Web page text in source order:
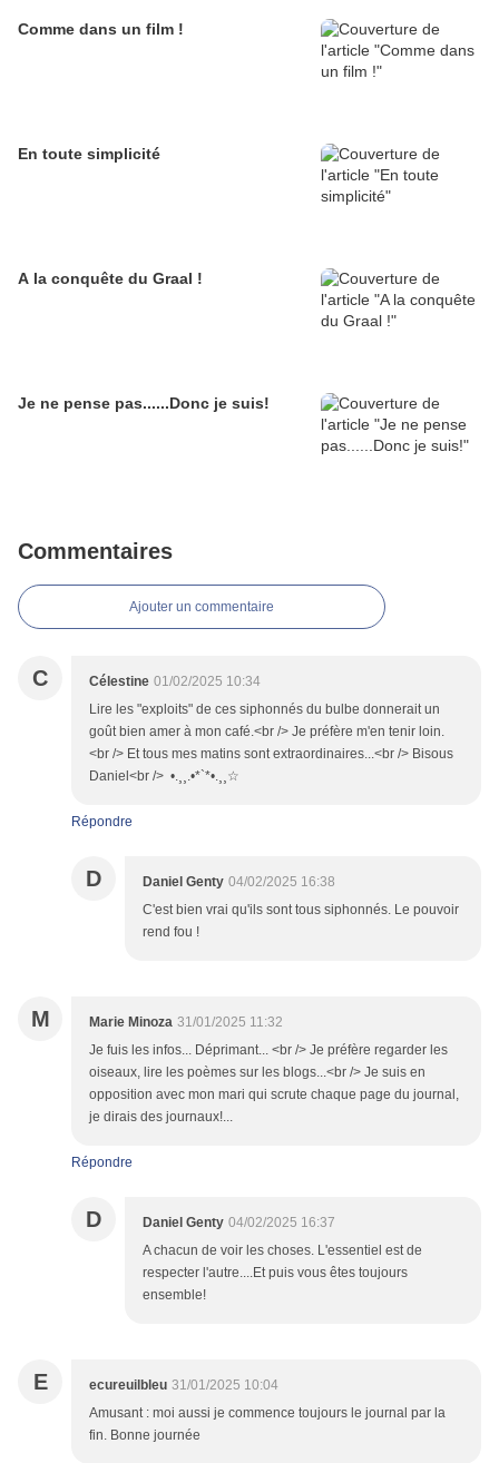
Comme dans un film !
En toute simplicité
A la conquête du Graal !
Je ne pense pas......Donc je suis!
Commentaires
Ajouter un commentaire
C Célestine 01/02/2025 10:34
Lire les "exploits" de ces siphonnés du bulbe donnerait un
goût bien amer à mon café.<br /> Je préfère m'en tenir loin.
<br /> Et tous mes matins sont extraordinaires...<br /> Bisous
Daniel<br /> •.¸¸.•*`*•.¸¸☆
Répondre
D Daniel Genty 04/02/2025 16:38
C'est bien vrai qu'ils sont tous siphonnés. Le pouvoir
rend fou !
M Marie Minoza 31/01/2025 11:32
Je fuis les infos... Déprimant... <br /> Je préfère regarder les
oiseaux, lire les poèmes sur les blogs...<br /> Je suis en
opposition avec mon mari qui scrute chaque page du journal,
je dirais des journaux!...
Répondre
D Daniel Genty 04/02/2025 16:37
A chacun de voir les choses. L'essentiel est de
respecter l'autre....Et puis vous êtes toujours
ensemble!
E ecureuilbleu 31/01/2025 10:04
Amusant : moi aussi je commence toujours le journal par la
fin. Bonne journée